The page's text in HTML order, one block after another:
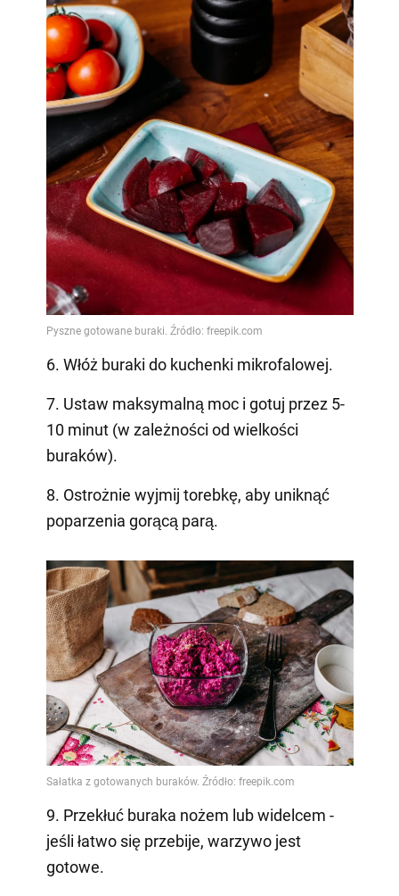
6. Włóż buraki do kuchenki mikrofalowej.
7. Ustaw maksymalną moc i gotuj przez 5-
10 minut (w zależności od wielkości
buraków).
8. Ostrożnie wyjmij torebkę, aby uniknąć
poparzenia gorącą parą.
9. Przekłuć buraka nożem lub widelcem -
jeśli łatwo się przebije, warzywo jest
gotowe.